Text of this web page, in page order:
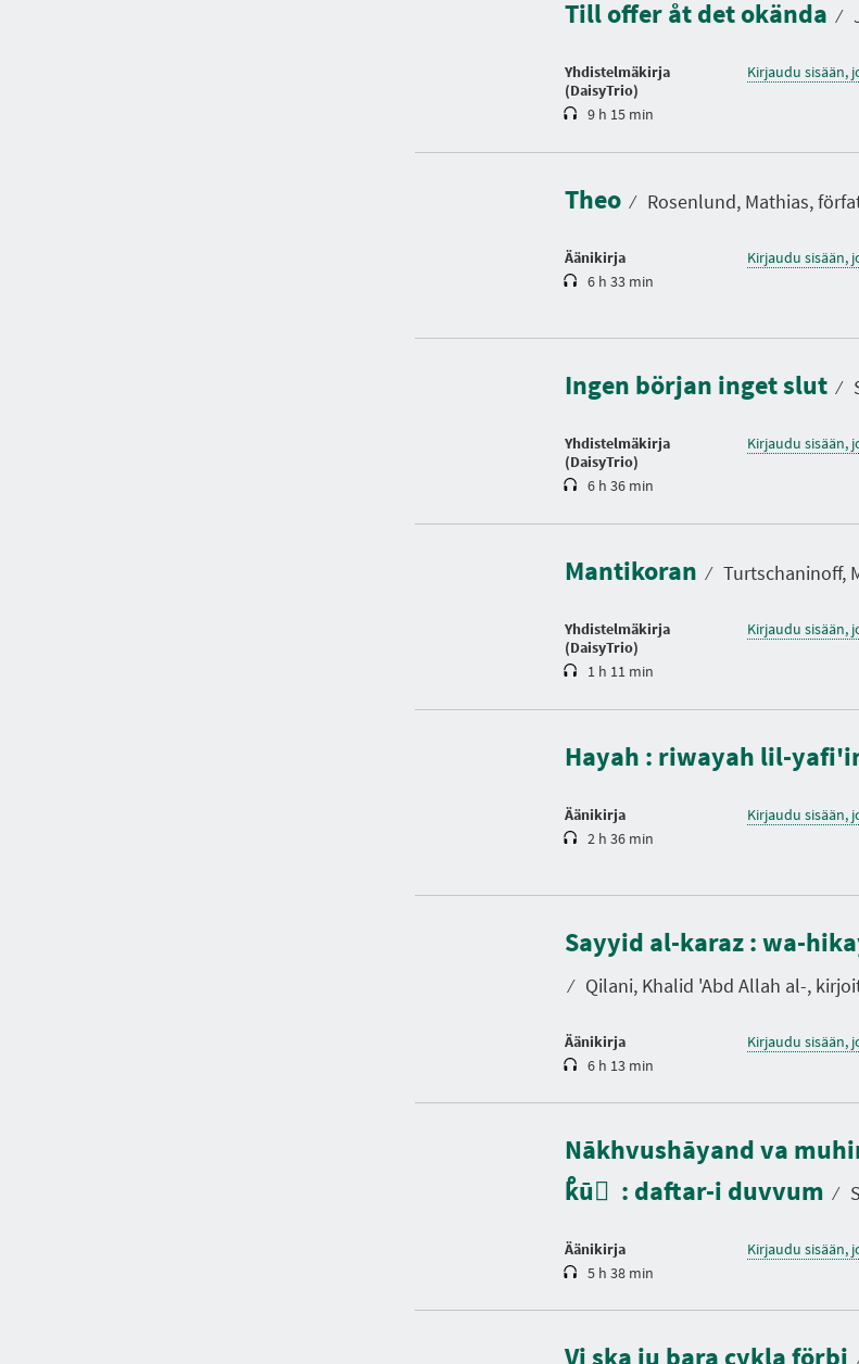
Till offer åt det okända ⁄
Yhdistelmäkirja
(DaisyTrio)
t
o
9 h 15 min
Kirjaudu sisään,
Theo ⁄ Rosenlund, Mathias,
Äänikirja
K
s
o
6 h 33 min
Kirjaudu sisään,
Ingen början inget slut ⁄
Yhdistelmäkirja
(DaisyTrio)
e
t
o
6 h 36 min
Kirjaudu sisään,
Mantikoran ⁄ Turtschaninoff,
Yhdistelmäkirja
(DaisyTrio)
e
t
o
1 h 11 min
Kirjaudu sisään,
Hayah : riwayah lil-
Äänikirja
K
s
o
2 h 36 min
Kirjaudu sisään,
Sayyid al-karaz : wa-
⁄ Qilani, Khalid 'Abd Allah al-,
Äänikirja
K
s
t
o
6 h 13 min
Kirjaudu sisään,
Nākhvushāyand va
ْkū ْ : daftar-i duvvum ⁄
Äänikirja
K
s
t
o
5 h 38 min
Kirjaudu sisään,
Vi ska ju bara cykla förbi
K
s
o